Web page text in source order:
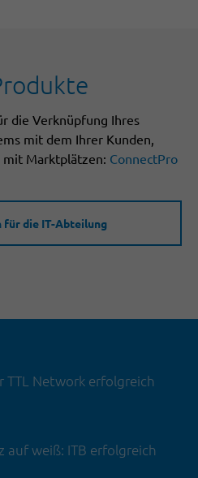
die Verknüpfung Ihres
mit dem Ihrer Kunden,
Marktplätzen: ConnectPro
für die IT-Abteilung
TTL Network erfolgreich
auf weiß: ITB erfolgreich